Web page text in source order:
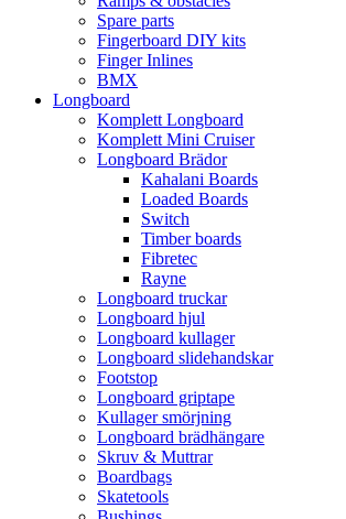
Spare parts
Fingerboard DIY kits
Finger Inlines
BMX
Longboard
Komplett Longboard
Komplett Mini Cruiser
Longboard Brädor
Kahalani Boards
Loaded Boards
Switch
Timber boards
Fibretec
Rayne
Longboard truckar
Longboard hjul
Longboard kullager
Longboard slidehandskar
Footstop
Longboard griptape
Kullager smörjning
Longboard brädhängare
Skruv & Muttrar
Boardbags
Skatetools